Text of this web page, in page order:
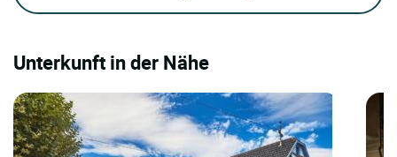
Unterkunft in der Nähe